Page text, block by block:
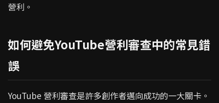
營利。
如何避免YouTube營利審查中的常見錯
誤
YouTube 營利審查是許多創作者邁向成功的一大關卡。